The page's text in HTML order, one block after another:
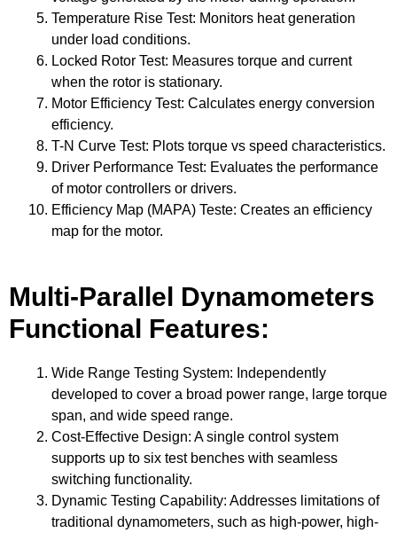
Temperature Rise Test: Monitors heat generation
under load conditions.
Locked Rotor Test: Measures torque and current
when the rotor is stationary.
Motor Efficiency Test: Calculates energy conversion
efficiency.
T-N Curve Test: Plots torque vs speed characteristics.
Driver Performance Test: Evaluates the performance
of motor controllers or drivers.
Efficiency Map (MAPA) Teste: Creates an efficiency
map for the motor.
Multi-Parallel Dynamometers
Functional Features:
Wide Range Testing System: Independently
developed to cover a broad power range, large torque
span, and wide speed range.
Cost-Effective Design: A single control system
supports up to six test benches with seamless
switching functionality.
Dynamic Testing Capability: Addresses limitations of
traditional dynamometers, such as high-power, high-